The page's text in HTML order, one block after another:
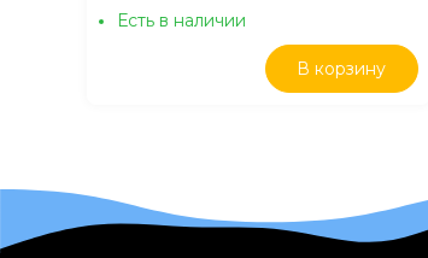
Есть в наличии
В корзину